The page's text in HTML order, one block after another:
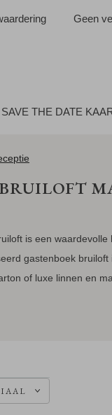
Geen
SAVE THE DATE
is een
gastenboek
of luxe linnen en